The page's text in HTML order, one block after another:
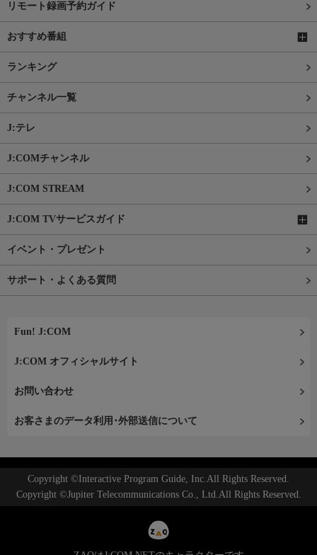
リモート録画予約ガイド
おすすめ番組
ランキング
チャンネル一覧
J:テレ
J:COMチャンネル
J:COM STREAM
J:COM TVサービスガイド
イベント・プレゼント
サポート・よくある質問
Fun! J:COM
J:COM オフィシャルサイト
お問い合わせ
お客さまのデータ利用･外部送信について
Copyright ©Interactive Program Guide, Inc.All Rights Reserved.
Copyright ©Jupiter Telecommunications Co., Ltd.All Rights Reserved.